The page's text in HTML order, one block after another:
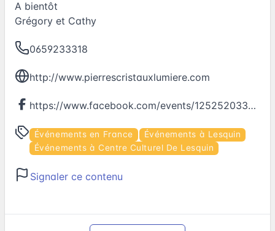
A bientôt
Grégory et Cathy
0659233318
http://www.pierrescristauxlumiere.com
https://www.facebook.com/events/1252520334818893
Événements en France
Événements à Lesquin
Événements à Centre Culturel De Lesquin
Signaler ce contenu